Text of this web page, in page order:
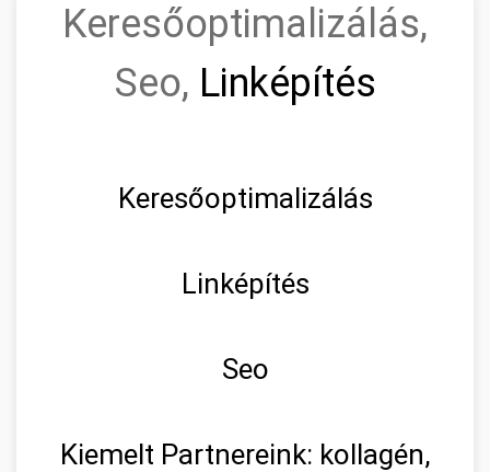
Keresőoptimalizálás,
Seo, Linképítés
Keresőoptimalizálás
Linképítés
Seo
Kiemelt Partnereink: kollagén,